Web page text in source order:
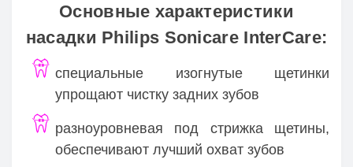
Основные характеристики
насадки Philips Sonicare InterCare:
специальные изогнутые щетинки
упрощают чистку задних зубов
разноуровневая под стрижка щетины,
обеспечивают лучший охват зубов